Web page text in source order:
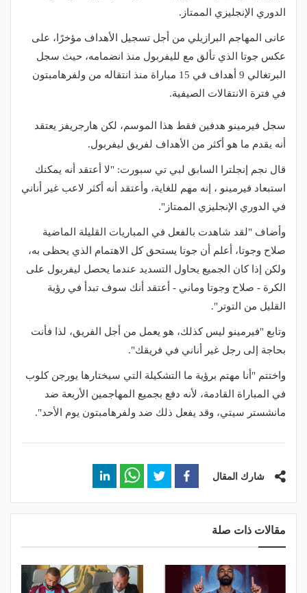
الدوري الإنجليزي الممتاز.
عانى المهاجم البرازيلي من أجل تسجيل الأهداف مؤخرًا، على
عكس جوتا الذي تألق مع لليفربول منذ انضمامه، حيث سجل
البرتغالي 9 أهداف في 15 مباراة منذ انتقاله من ولفرهامبتون
في فترة الانتقالات الصيفية.
سجل فيرمينو هدفين فقط هذا الموسم، لكن هارجريفز يعتقد
أنه يقدم ما هو أكثر من الأهداف لفريق ليفربول.
قال نجم إنجلترا السابق لبي تي سبورت: "لا أعتقد أنه يمكنك
استبعاد فيرمينو ، إنه مهم للغاية، وأعتقد أنه أكثر لاعب غير أناني
في الدوري الإنجليزي الممتاز".
وأضاف "لقد شاهدت بالفعل في المباريات القليلة الماضية
صلاح وجوتا، أعلم أن جوتا يستحق كل الاهتمام الذي يحظى به،
ولكن إذا كان الجميع يحاول التسديد عندما يحصل ليفربول على
الكرة - صلاح وجوتا وماني - أعتقد أنك سوف تبدأ في رؤية
القليل من التوتر".
وتابع "فيرمينو ليس كذلك، هو يعمل من أجل الفريق، لذا فأنت
بحاجة إلى رجل غير أناني في فريقك".
واختتم "أنا مهتم برؤية ما التشكيلة التي سيختارها يورجن كلوب
في المباراة القادمة، لأنه دفع بجميع المهاجمين الأربعة ضد
مانشستر سيتي، وقد يفعل ذلك ضد ولفرهامبتون يوم الأحد".
شارك المقال
مقالات ذات صلة